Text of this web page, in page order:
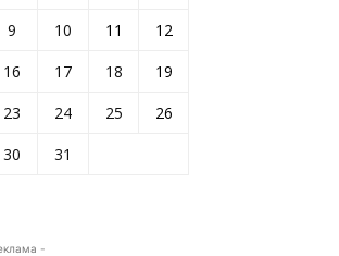
9 10 11
12
16 17 18
19
23 24 25
26
30
31
-